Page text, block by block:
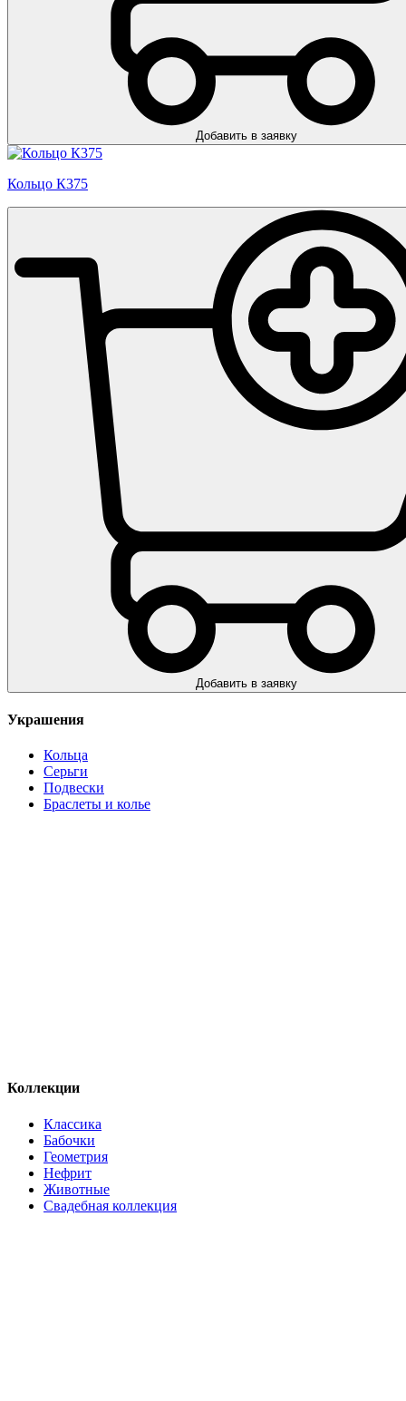
Добавить в заявку
Кольцо К375
Добавить в заявку
Украшения
Кольца
Серьги
Подвески
Браслеты и колье
Коллекции
Классика
Бабочки
Геометрия
Нефрит
Животные
Свадебная коллекция